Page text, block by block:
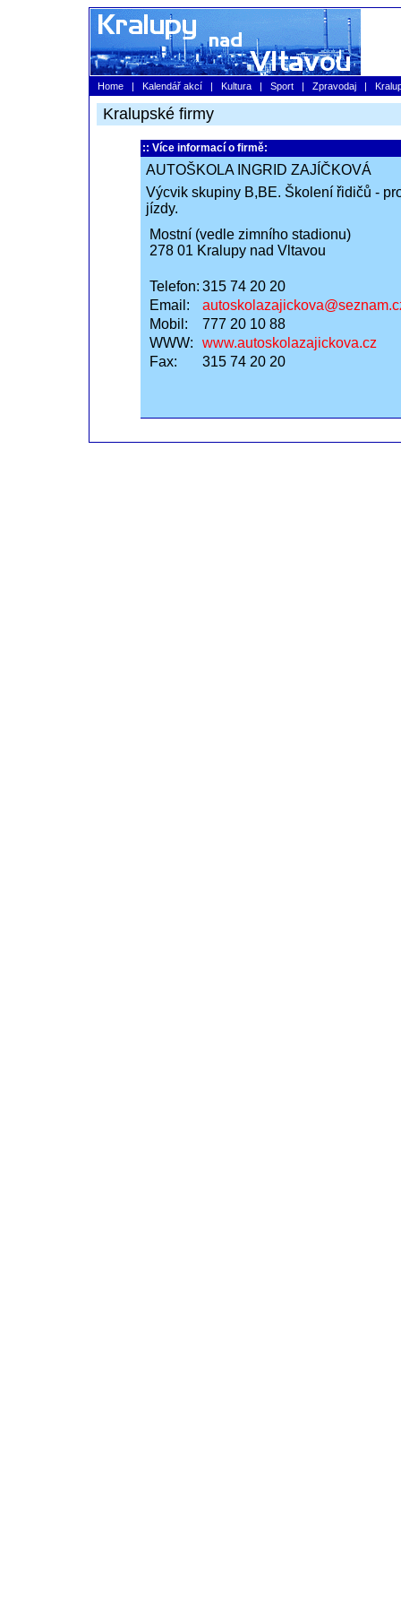
Home | Kalendář akcí | Kultura | Sport | Zpravodaj |
Kralupské firmy
:: Více informací o firmě:
AUTOŠKOLA INGRID ZAJÍČKOVÁ
Výcvik skupiny B,BE. Školení řidičů -
jízdy.
Mostní (vedle zimního stadionu)
278 01 Kralupy nad Vltavou
Telefon: 315 74 20 20
Email:
Mobil:
777 20 10 88
WWW:
www.autoskolazajickova.cz
Fax:
315 74 20 20